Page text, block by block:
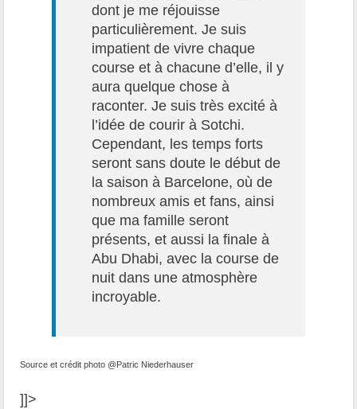
dont je me réjouisse
particulièrement. Je suis
impatient de vivre chaque
course et à chacune d’elle, il y
aura quelque chose à
raconter. Je suis très excité à
l’idée de courir à Sotchi.
Cependant, les temps forts
seront sans doute le début de
la saison à Barcelone, où de
nombreux amis et fans, ainsi
que ma famille seront
présents, et aussi la finale à
Abu Dhabi, avec la course de
nuit dans une atmosphère
incroyable.
Source et crédit photo @Patric Niederhauser
]]>